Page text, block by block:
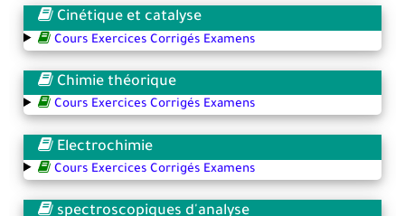
Cinétique et catalyse
Cours Exercices Corrigés Examens
Chimie théorique
Cours Exercices Corrigés Examens
Electrochimie
Cours Exercices Corrigés Examens
spectroscopiques d'analyse